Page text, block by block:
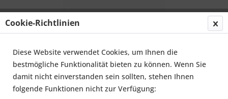
Cookie-Richtlinien
Diese Website verwendet Cookies, um Ihnen die
bestmögliche Funktionalität bieten zu können. Wenn Sie
damit nicht einverstanden sein sollten, stehen Ihnen
folgende Funktionen nicht zur Verfügung: